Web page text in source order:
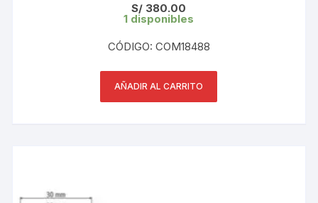
S/ 380.00
1 disponibles
CÓDIGO: COM18488
AÑADIR AL CARRITO